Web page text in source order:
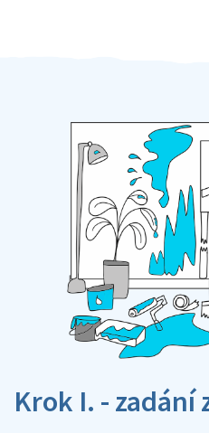
Krok I. - zadání